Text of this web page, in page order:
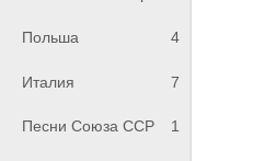
Польша 4
Италия 7
Песни Союза ССР 1